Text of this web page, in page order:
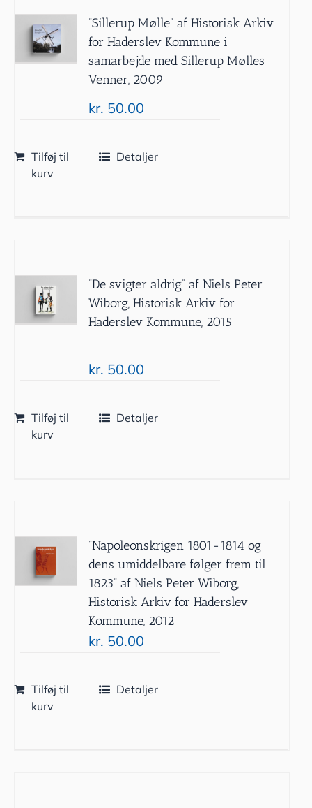
”Sillerup Mølle” af Historisk Arkiv
for Haderslev Kommune i
samarbejde med Sillerup Mølles
Venner, 2009
kr. 50.00
Tilføj til
kurv
Detaljer
”De svigter aldrig” af Niels Peter
Wiborg, Historisk Arkiv for
Haderslev Kommune, 2015
kr. 50.00
Tilføj til
kurv
Detaljer
”Napoleonskrigen 1801-1814 og
dens umiddelbare følger frem til
1823” af Niels Peter Wiborg,
Historisk Arkiv for Haderslev
Kommune, 2012
kr. 50.00
Tilføj til
kurv
Detaljer